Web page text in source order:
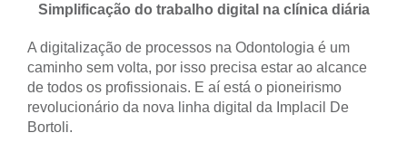
Simplificação do trabalho digital na clínica diária
A digitalização de processos na Odontologia é um
caminho sem volta, por isso precisa estar ao alcance
de todos os profissionais. E aí está o pioneirismo
revolucionário da nova linha digital da Implacil De
Bortoli.